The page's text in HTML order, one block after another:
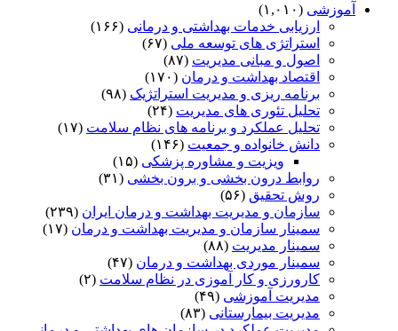
آموزشی (۱,۰۱۰)
ارزیابی خدمات بهداشتی و درمانی (۱۶۶)
استراتژی های توسعه ملی (۶۷)
اصول و مبانی مدیریت (۸۷)
اقتصاد بهداشت و درمان (۱۷۰)
برنامه ریزی و مدیریت استراتژیک (۹۸)
تحلیل تئوری های مدیریت (۲۴)
تحلیل عملکرد و برنامه های نظام سلامت (۱۷)
دانش خانواده و جمعیت (۱۴۶)
ویزیت و مشاوره پزشکی (۱۵)
روابط درون بخشی و برون بخشی (۳۱)
روش تحقیق (۵۶)
سازمان و مدیریت بهداشت و درمان ایران (۲۳۹)
سمینار سازمان و مدیریت بهداشت و درمان (۱۷)
سمینار مدیریت (۸۸)
سمینار موردی بهداشت و درمان (۴۷)
کارورزی و کار آموزی در نظام سلامت (۲)
مدیریت آموزشی (۴۹)
مدیریت بیمارستانی (۸۳)